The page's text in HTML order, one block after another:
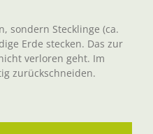
sondern Stecklinge (ca.
Erde stecken. Das zur
verloren geht. Im
zurückschneiden.